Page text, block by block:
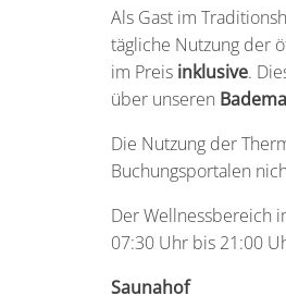
Als Gast im
tägliche Nutzung der
im Preis inklusive.
über unseren
Die Nutzung der
Buchungsportalen
Der Wellnessbereich
07:30 Uhr bis 21:00
Saunahof